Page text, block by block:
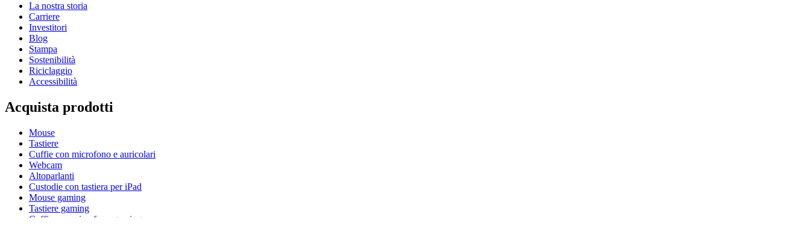
La nostra storia
Carriere
Investitori
Blog
Stampa
Sostenibilità
Riciclaggio
Accessibilità
Acquista prodotti
Mouse
Tastiere
Cuffie con microfono e auricolari
Webcam
Altoparlanti
Custodie con tastiera per iPad
Mouse gaming
Tastiere gaming
Cuffie con microfono gaming